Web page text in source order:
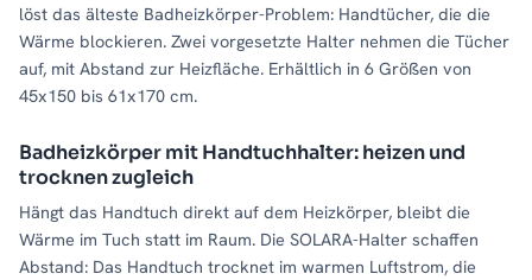
löst das älteste Badheizkörper-Problem: Handtücher, die die
Wärme blockieren. Zwei vorgesetzte Halter nehmen die Tücher
auf, mit Abstand zur Heizfläche. Erhältlich in 6 Größen von
45x150 bis 61x170 cm.
Badheizkörper mit Handtuchhalter: heizen und
trocknen zugleich
Hängt das Handtuch direkt auf dem Heizkörper, bleibt die
Wärme im Tuch statt im Raum. Die SOLARA-Halter schaffen
Abstand: Das Handtuch trocknet im warmen Luftstrom, die